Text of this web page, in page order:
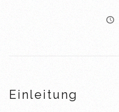
Einleitung